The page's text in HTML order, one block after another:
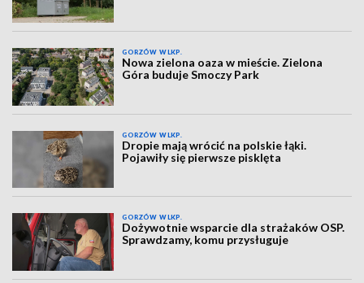
GORZÓW WLKP.
Nowa zielona oaza w mieście. Zielona
Góra buduje Smoczy Park
GORZÓW WLKP.
Dropie mają wrócić na polskie łąki.
Pojawiły się pierwsze pisklęta
GORZÓW WLKP.
Dożywotnie wsparcie dla strażaków OSP.
Sprawdzamy, komu przysługuje